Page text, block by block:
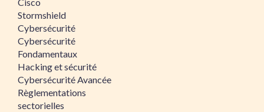
Stormshield
Cybersécurité
Cybersécurité
Fondamentaux
Hacking et sécurité
Cybersécurité Avancée
Règlementations
sectorielles